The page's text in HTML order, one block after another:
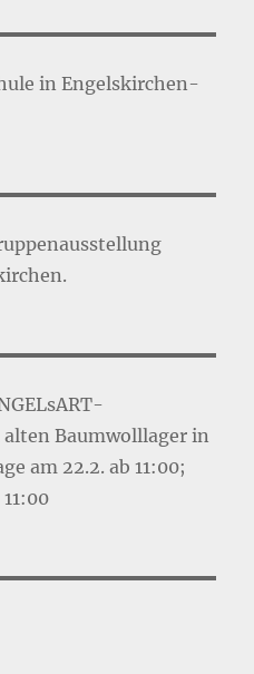
in Engelskirchen-
Baumwolllager in
am 22.2. ab 11:00;